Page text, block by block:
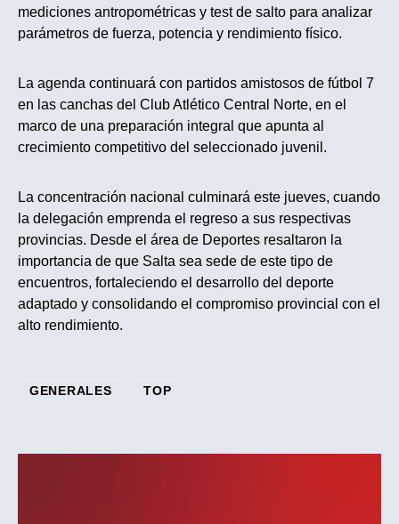
mediciones antropométricas y test de salto para analizar
parámetros de fuerza, potencia y rendimiento físico.
La agenda continuará con partidos amistosos de fútbol 7
en las canchas del Club Atlético Central Norte, en el
marco de una preparación integral que apunta al
crecimiento competitivo del seleccionado juvenil.
La concentración nacional culminará este jueves, cuando
la delegación emprenda el regreso a sus respectivas
provincias. Desde el área de Deportes resaltaron la
importancia de que Salta sea sede de este tipo de
encuentros, fortaleciendo el desarrollo del deporte
adaptado y consolidando el compromiso provincial con el
alto rendimiento.
GENERALES TOP